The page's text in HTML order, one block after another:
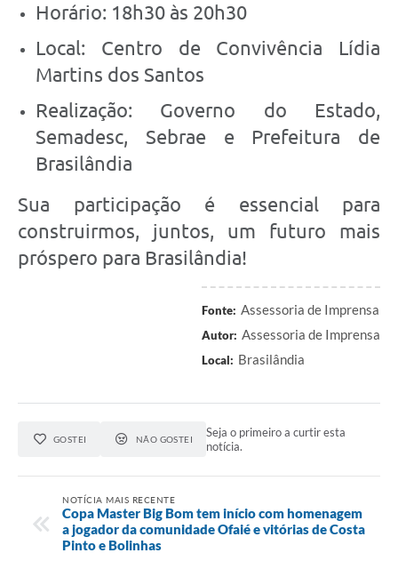
Horário: 18h30 às 20h30
Local: Centro de Convivência Lídia
Martins dos Santos
Realização: Governo do Estado,
Semadesc, Sebrae e Prefeitura de
Brasilândia
Sua participação é essencial para
construirmos, juntos, um futuro mais
próspero para Brasilândia!
Fonte: Assessoria de Imprensa
Autor: Assessoria de Imprensa
Local: Brasilândia
GOSTEI NÃO GOSTEI
Seja o primeiro a curtir esta
notícia.
NOTÍCIA MAIS RECENTE
Copa Master Big Bom tem início com homenagem
a jogador da comunidade Ofaié e vitórias de Costa
Pinto e Bolinhas